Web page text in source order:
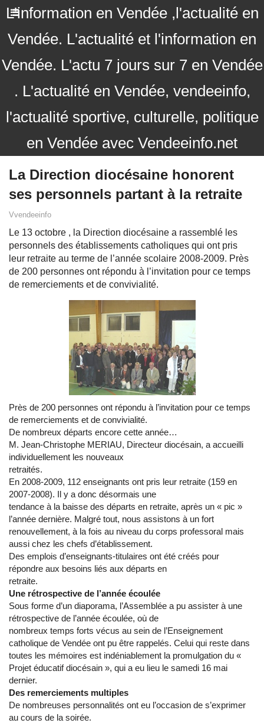
L'information en Vendée ,l'actualité en
Vendée. L'actualité et l'information en
Vendée. L'actu 7 jours sur 7 en Vendée
. L'actualité en Vendée, vendeeinfo,
l'actualité sportive, culturelle, politique
en Vendée avec Vendeeinfo.net
La Direction diocésaine honorent
ses personnels partant à la retraite
Vvendeeinfo
Le 13 octobre , la Direction diocésaine a rassemblé les
personnels des établissements catholiques qui ont pris
leur retraite au terme de l’année scolaire 2008-2009. Près
de 200 personnes ont répondu à l’invitation pour ce temps
de remerciements et de convivialité.
Près de 200 personnes ont répondu à l’invitation pour ce temps
de remerciements et de convivialité.
De nombreux départs encore cette année…
M. Jean-Christophe MERIAU, Directeur diocésain, a accueilli
individuellement les nouveaux
retraités.
En 2008-2009, 112 enseignants ont pris leur retraite (159 en
2007-2008). Il y a donc désormais une
tendance à la baisse des départs en retraite, après un « pic »
l’année dernière. Malgré tout, nous assistons à un fort
renouvellement, à la fois au niveau du corps professoral mais
aussi chez les chefs d’établissement.
Des emplois d’enseignants-titulaires ont été créés pour
répondre aux besoins liés aux départs en
retraite.
Une rétrospective de l’année écoulée
Sous forme d’un diaporama, l’Assemblée a pu assister à une
rétrospective de l’année écoulée, où de
nombreux temps forts vécus au sein de l’Enseignement
catholique de Vendée ont pu être rappelés. Celui qui reste dans
toutes les mémoires est indéniablement la promulgation du «
Projet éducatif diocésain », qui a eu lieu le samedi 16 mai
dernier.
Des remerciements multiples
De nombreuses personnalités ont eu l’occasion de s’exprimer
au cours de la soirée.